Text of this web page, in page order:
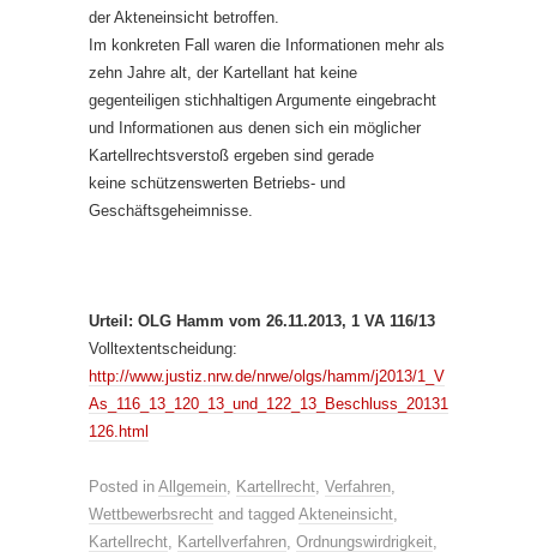
der Akteneinsicht betroffen.
Im konkreten Fall waren die Informationen mehr als
zehn Jahre alt, der Kartellant hat keine
gegenteiligen stichhaltigen Argumente eingebracht
und Informationen aus denen sich ein möglicher
Kartellrechtsverstoß ergeben sind gerade
keine schützenswerten Betriebs- und
Geschäftsgeheimnisse.
Urteil: OLG Hamm vom 26.11.2013, 1 VA 116/13
Volltextentscheidung:
http://www.justiz.nrw.de/nrwe/olgs/hamm/j2013/1_V
As_116_13_120_13_und_122_13_Beschluss_20131
126.html
Posted in Allgemein, Kartellrecht, Verfahren,
Wettbewerbsrecht and tagged Akteneinsicht,
Kartellrecht, Kartellverfahren, Ordnungswirdrigkeit,